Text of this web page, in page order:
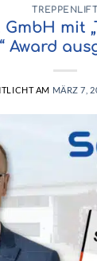
TREPPENLIFT
mit
Award
AM MÄRZ 7,